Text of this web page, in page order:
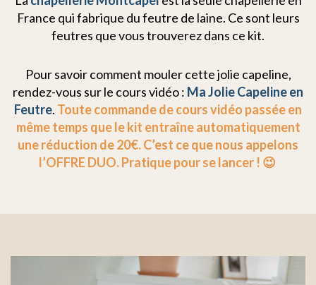
France qui fabrique du feutre de laine. Ce sont leurs
feutres que vous trouverez dans ce kit.
Pour savoir comment mouler cette jolie capeline,
rendez-vous sur le cours vidéo : Ma Jolie Capeline en
Feutre. Toute commande de cours vidéo passée en
même temps que le kit entraîne automatiquement
une réduction de 20€. C’est ce que nous appelons
l’OFFRE DUO. Pratique pour se lancer ! 😉